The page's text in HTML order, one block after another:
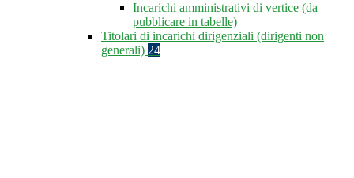
Incarichi amministrativi di vertice (da
pubblicare in tabelle)
Titolari di incarichi dirigenziali (dirigenti non
generali) 24